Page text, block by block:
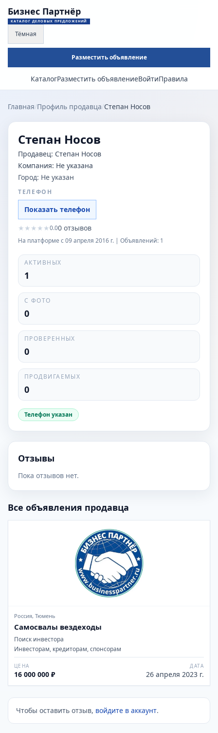
Бизнес Партнёр
КАТАЛОГ ДЕЛОВЫХ ПРЕДЛОЖЕНИЙ
Тёмная
Разместить объявление
КаталогРазместить объявлениеВойтиПравила
Главная/Профиль продавца/Степан Носов
Степан Носов
Продавец: Степан Носов
Компания: Не указана
Город: Не указан
ТЕЛЕФОН
Показать телефон
★ ★ ★ ★ ★0.00 отзывов
На платформе с09 апреля 2016 г. | Объявлений: 1
АКТИВНЫХ
1
С ФОТО
0
ПРОВЕРЕННЫХ
0
ПРОДВИГАЕМЫХ
0
Телефон указан
Отзывы
Пока отзывов нет.
Все объявления продавца
Россия, Тюмень
Самосвалы вездеходы
Поиск инвестора
Инвесторам, кредиторам, спонсорам
ЦЕНА
16 000 000 ₽
ДАТА
26 апреля 2023 г.
Чтобы оставить отзыв, войдите в аккаунт.